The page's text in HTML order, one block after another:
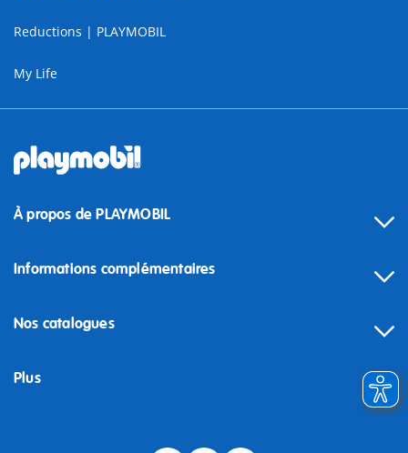
Reductions | PLAYMOBIL
My Life
À propos de PLAYMOBIL
Informations complémentaires
Nos catalogues
Plus